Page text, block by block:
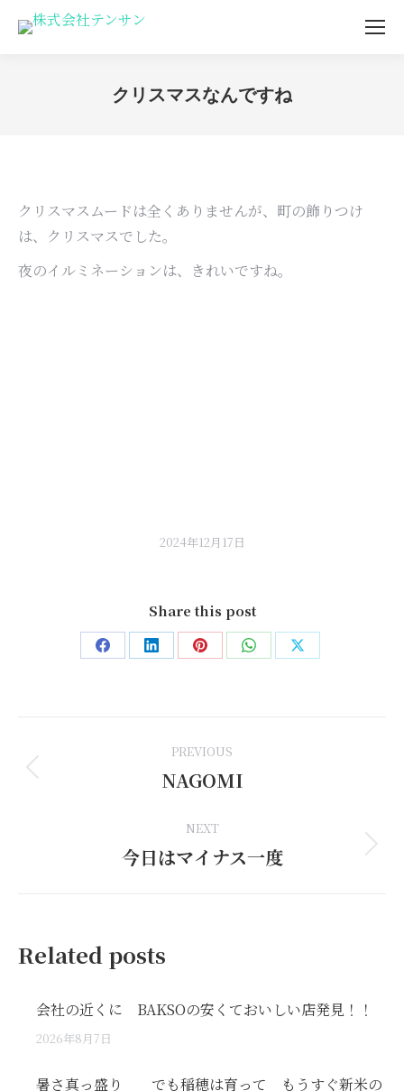
クリスマスなんですね
クリスマスムードは全くありませんが、町の飾りつけ
は、クリスマスでした。
夜のイルミネーションは、きれいですね。
2024年12月17日
Share this post
Share Share Share Share Share
navigation
PREVIOUS
Previous
NAGOMI
NEXT
Next
今日はマイナス一度
Related posts
会社の近くに BAKSOの安くておいしい店発見！！
2026年8月7日
暑さ真っ盛り でも稲穂は育って もうすぐ新米の